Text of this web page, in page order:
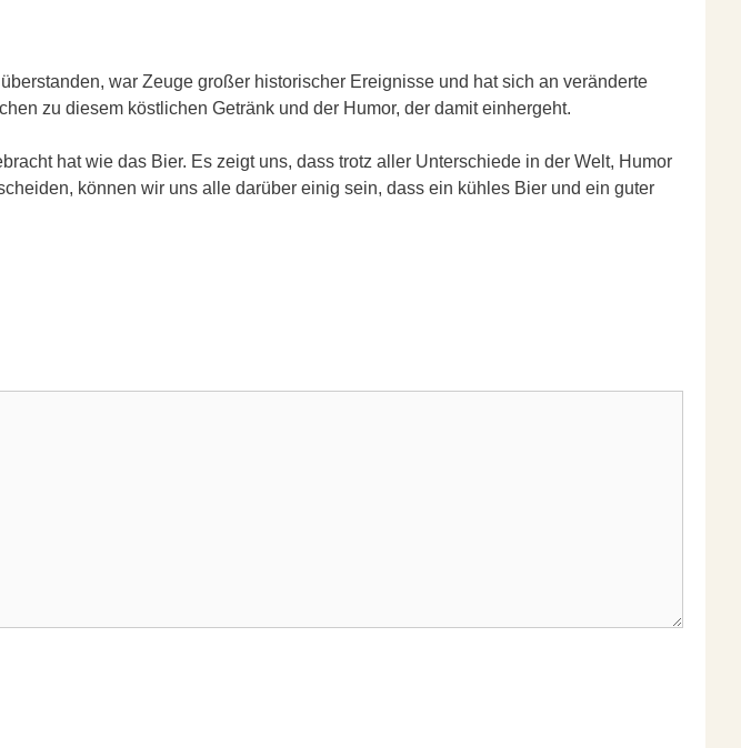
war Zeuge großer historischer Ereignisse und hat sich an veränderte
zu diesem köstlichen Getränk und der Humor, der damit einhergeht.
hat wie das Bier. Es zeigt uns, dass trotz aller Unterschiede in der Welt, Humor
können wir uns alle darüber einig sein, dass ein kühles Bier und ein guter